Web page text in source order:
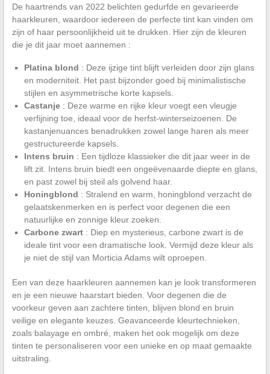
De haartrends van 2022 belichten gedurfde en gevarieerde
haarkleuren, waardoor iedereen de perfecte tint kan vinden om
zijn of haar persoonlijkheid uit te drukken. Hier zijn de kleuren
die je dit jaar moet aannemen :
Platina blond : Deze ijzige tint blijft verleiden door zijn glans
en moderniteit. Het past bijzonder goed bij minimalistische
stijlen en asymmetrische korte kapsels.
Castanje: Deze warme en rijke kleur voegt een vleugje
verfijning toe, ideaal voor de herfst-winterseizoenen. De
kastanjenuances benadrukken zowel lange haren als meer
gestructureerde kapsels.
Intens bruin : Een tijdloze klassieker die dit jaar weer in de
lift zit. Intens bruin biedt een ongeëvenaarde diepte en glans,
en past zowel bij steil als golvend haar.
Honingblond : Stralend en warm, honingblond verzacht de
gelaatskenmerken en is perfect voor degenen die een
natuurlijke en zonnige kleur zoeken.
Carbone zwart: Diep en mysterieus, carbone zwart is de
ideale tint voor een dramatische look. Vermijd deze kleur als
je niet de stijl van Morticia Adams wilt oproepen.
Een van deze haarkleuren aannemen kan je look transformeren
en je een nieuwe haarstart bieden. Voor degenen die de
voorkeur geven aan zachtere tinten, blijven blond en bruin
veilige en elegante keuzes. Geavanceerde kleurtechnieken,
zoals balayage en ombré, maken het ook mogelijk om deze
tinten te personaliseren voor een unieke en op maat gemaakte
uitstraling.